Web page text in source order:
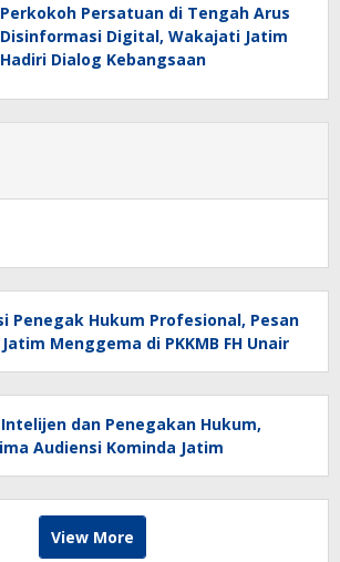
Perkokoh Persatuan di Tengah Arus
Disinformasi Digital, Wakajati Jatim
Hadiri Dialog Kebangsaan
Penegak Hukum Profesional, Pesan
Menggema di PKKMB FH Unair
dan Penegakan Hukum,
Audiensi Kominda Jatim
View More